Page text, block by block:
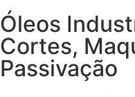
Óleos
Cortes,
Passivação